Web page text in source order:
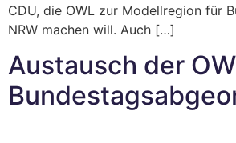
CDU, die OWL zur Modellregion für
NRW machen will. Auch […]
Austausch der